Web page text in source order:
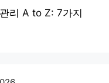
리 A to Z: 7가지